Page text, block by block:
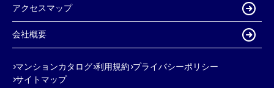
アクセスマップ
会社概要
マンションカタログ 利用規約 プライバシーポリシー
サイトマップ